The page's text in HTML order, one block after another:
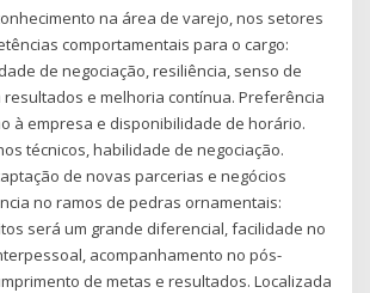
na área de varejo, nos setores
comportamentais para o cargo:
de negociação, resiliência, senso de
resultados e melhoria contínua. Preferência
à empresa e disponibilidade de horário.
técnicos, habilidade de negociação.
de novas parcerias e negócios
no ramos de pedras ornamentais:
será um grande diferencial, facilidade no
acompanhamento no pós-
de metas e resultados. Localizada